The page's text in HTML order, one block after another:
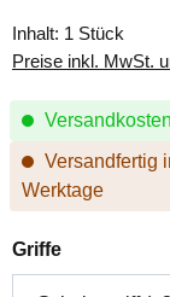
Inhalt: 1 Stück
Preise inkl. MwSt.
Versandfertig
Werktage
Griffeauswählen